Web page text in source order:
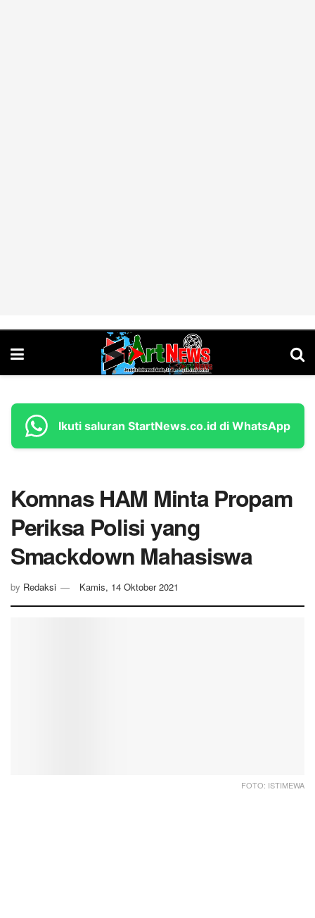
Ikuti saluran StartNews.co.id di WhatsApp
Komnas HAM Minta Propam
Periksa Polisi yang
Smackdown Mahasiswa
by Redaksi Kamis, 14 Oktober 2021
FOTO: ISTIMEWA